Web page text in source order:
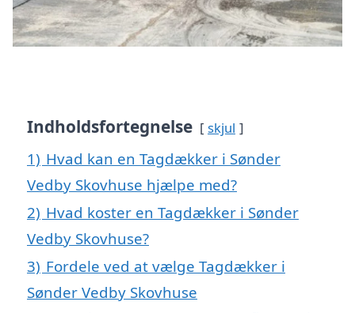
Indholdsfortegnelse skjul
1) Hvad kan en Tagdækker i Sønder
Vedby Skovhuse hjælpe med?
2) Hvad koster en Tagdækker i Sønder
Vedby Skovhuse?
3) Fordele ved at vælge Tagdækker i
Sønder Vedby Skovhuse